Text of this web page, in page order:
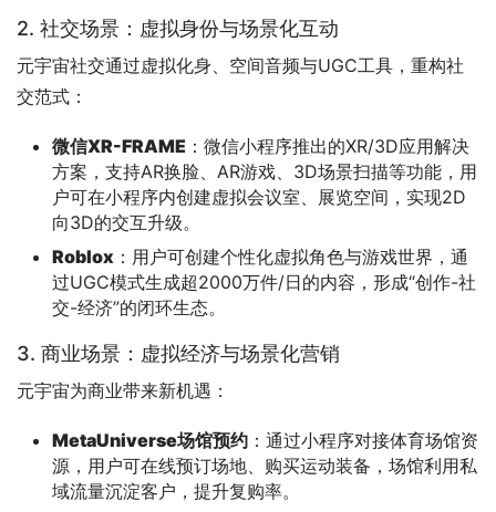
2. 社交场景：虚拟身份与场景化互动
元宇宙社交通过虚拟化身、空间音频与UGC工具，重构社
交范式：
微信XR-FRAME ：微信小程序推出的XR/3D应用解决
方案，支持AR换脸、AR游戏、3D场景扫描等功能，用
户可在小程序内创建虚拟会议室、展览空间，实现2D
向3D的交互升级。
Roblox ：用户可创建个性化虚拟角色与游戏世界，通
过UGC模式生成超2000万件/日的内容，形成“创作-社
交-经济”的闭环生态。
3. 商业场景：虚拟经济与场景化营销
元宇宙为商业带来新机遇：
MetaUniverse场馆预约 ：通过小程序对接体育场馆资
源，用户可在线预订场地、购买运动装备，场馆利用私
域流量沉淀客户，提升复购率。